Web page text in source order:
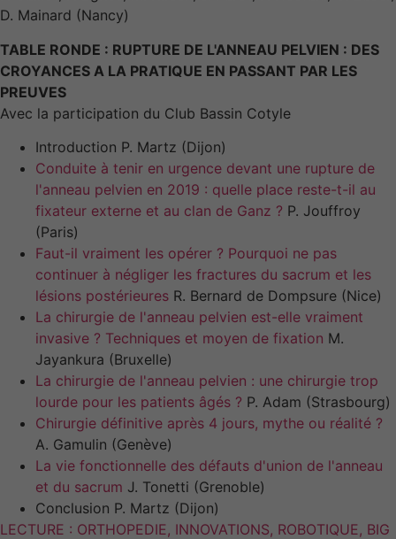
D. Mainard (Nancy)
TABLE RONDE : RUPTURE DE L'ANNEAU PELVIEN : DES
CROYANCES A LA PRATIQUE EN PASSANT PAR LES
PREUVES
Avec la participation du Club Bassin Cotyle
Introduction P. Martz (Dijon)
Conduite à tenir en urgence devant une rupture de
l'anneau pelvien en 2019 : quelle place reste-t-il au
fixateur externe et au clan de Ganz ? P. Jouffroy
(Paris)
Faut-il vraiment les opérer ? Pourquoi ne pas
continuer à négliger les fractures du sacrum et les
lésions postérieures R. Bernard de Dompsure (Nice)
La chirurgie de l'anneau pelvien est-elle vraiment
invasive ? Techniques et moyen de fixation M.
Jayankura (Bruxelle)
La chirurgie de l'anneau pelvien : une chirurgie trop
lourde pour les patients âgés ? P. Adam (Strasbourg)
Chirurgie définitive après 4 jours, mythe ou réalité ?
A. Gamulin (Genève)
La vie fonctionnelle des défauts d'union de l'anneau
et du sacrum J. Tonetti (Grenoble)
Conclusion P. Martz (Dijon)
LECTURE : ORTHOPEDIE, INNOVATIONS, ROBOTIQUE, BIG